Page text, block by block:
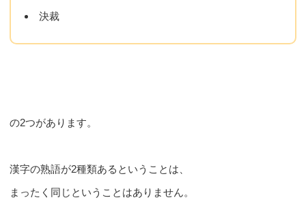
決裁
の2つがあります。
漢字の熟語が2種類あるということは、
まったく同じということはありません。